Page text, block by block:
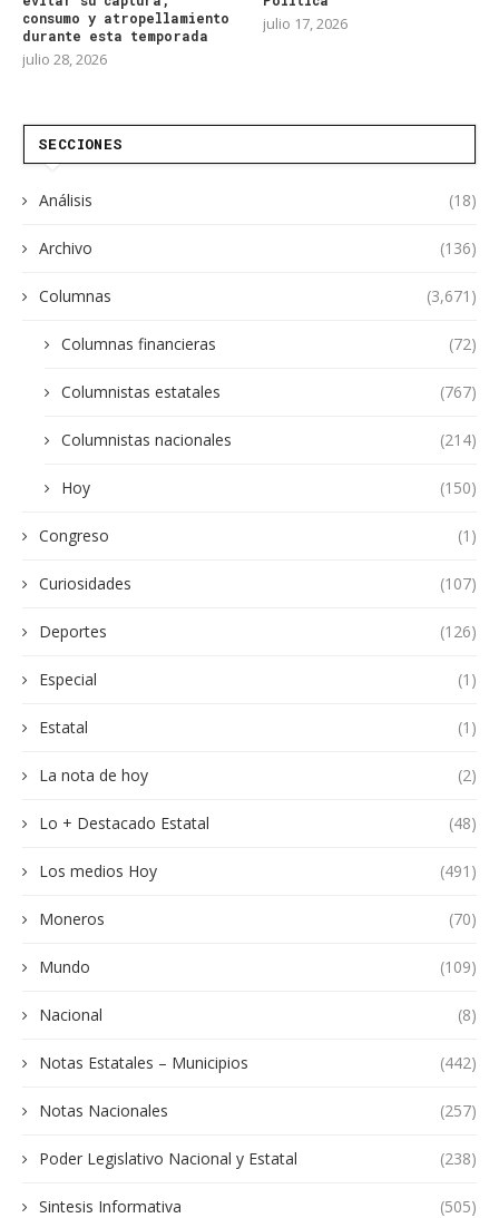
consumo y atropellamiento
durante esta temporada
julio 28, 2026
julio 17, 2026
SECCIONES
Análisis (18)
Archivo (136)
Columnas (3,671)
Columnas financieras (72)
Columnistas estatales (767)
Columnistas nacionales (214)
Hoy (150)
Congreso (1)
Curiosidades (107)
Deportes (126)
Especial (1)
Estatal (1)
La nota de hoy (2)
Lo + Destacado Estatal (48)
Los medios Hoy (491)
Moneros (70)
Mundo (109)
Nacional (8)
Notas Estatales – Municipios (442)
Notas Nacionales (257)
Poder Legislativo Nacional y Estatal (238)
Sintesis Informativa (505)